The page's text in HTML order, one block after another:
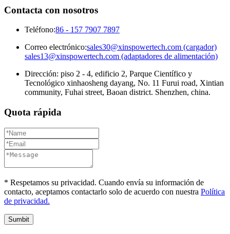
Contacta con nosotros
Teléfono:86 - 157 7907 7897
Correo electrónico:sales30@xinspowertech.com (cargador)
sales13@xinspowertech.com (adaptadores de alimentación)
Dirección: piso 2 - 4, edificio 2, Parque Científico y
Tecnológico xinhaosheng dayang, No. 11 Furui road, Xintian
community, Fuhai street, Baoan district. Shenzhen, china.
Quota rápida
* Respetamos su privacidad. Cuando envía su información de
contacto, aceptamos contactarlo solo de acuerdo con nuestra Política
de privacidad.